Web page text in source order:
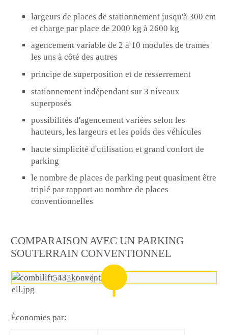
largeurs de places de stationnement jusqu'à 300 cm
et charge par place de 2000 kg à 2600 kg
agencement variable de 2 à 10 modules de trames
les uns à côté des autres
principe de superposition et de resserrement
stationnement indépendant sur 3 niveaux
superposés
possibilités d'agencement variées selon les
hauteurs, les largeurs et les poids des véhicules
haute simplicité d'utilisation et grand confort de
parking
le nombre de places de parking peut quasiment être
triplé par rapport au nombre de places
conventionnelles
COMPARAISON AVEC UN PARKING
SOUTERRAIN CONVENTIONNEL
Économies par: